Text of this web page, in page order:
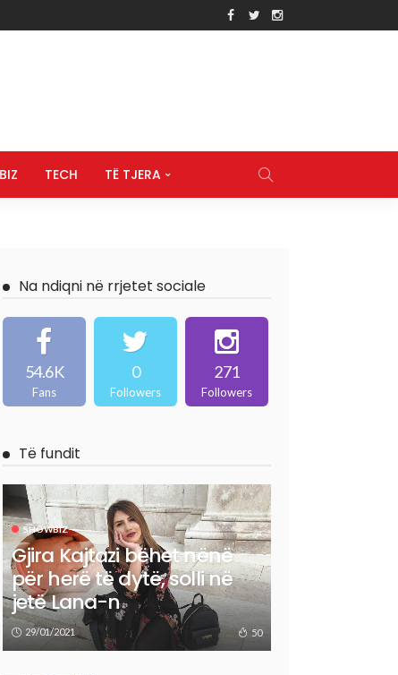
TECH TË TJERA
Na ndiqni në rrjetet sociale
54.6K
Fans
0
Followers
271
Followers
Të fundit
SHOWBIZ
Gjira Kajtazi bëhet nënë
për herë të dytë, solli në
jetë Lana-n
29/01/2021 50